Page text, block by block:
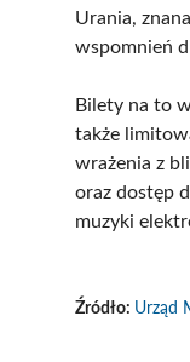
Urania,
wspomnień
Bilety na to
także
wrażenia z
oraz dostęp
muzyki
Źródło: Urząd